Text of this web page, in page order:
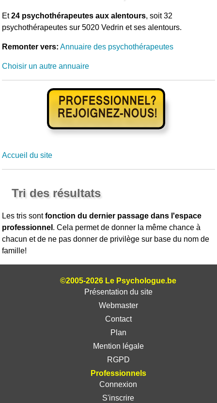
Et24 psychothérapeutes aux alentours, soit 32
psychothérapeutes sur 5020 Vedrin et ses alentours.
Remonter vers: Annuaire des psychothérapeutes
Choisir un autre annuaire
Accueil du site
Tri des résultats
Les tris sontfonction du dernier passage dans l'espace
professionnel . Cela permet de donner la même chance à
chacun et de ne pas donner de privilège sur base du nom de
famille!
©2005-2026 Le Psychologue.be
Présentation du site
Webmaster
Contact
Plan
Mention légale
RGPD
Professionnels
Connexion
S'inscrire